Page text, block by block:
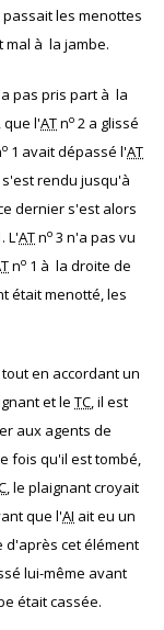
passait les menottes
mal à la jambe.
pas pris part à la
l'ATno 2 a glissé
o 1 avait dépassé l'AT
s'est rendu jusqu'à
dernier s'est alors
L'ATno 3 n'a pas vu
no 1 à la droite de
était menotté, les
en accordant un
et le TC, il est
aux agents de
fois qu'il est tombé,
, le plaignant croyait
que l'AI ait eu un
d'après cet élément
lui-même avant
était cassée.